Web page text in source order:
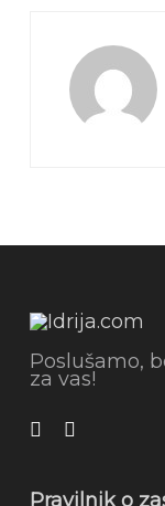
Poslušamo,
za vas!
Pravilnik o